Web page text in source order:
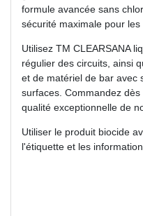
formule avancée sans
sécurité maximale pour les
Utilisez TM CLEARSANA
régulier des circuits, ainsi
et de matériel de bar avec
surfaces. Commandez
qualité exceptionnelle de
Utiliser le produit biocide
l'étiquette et les